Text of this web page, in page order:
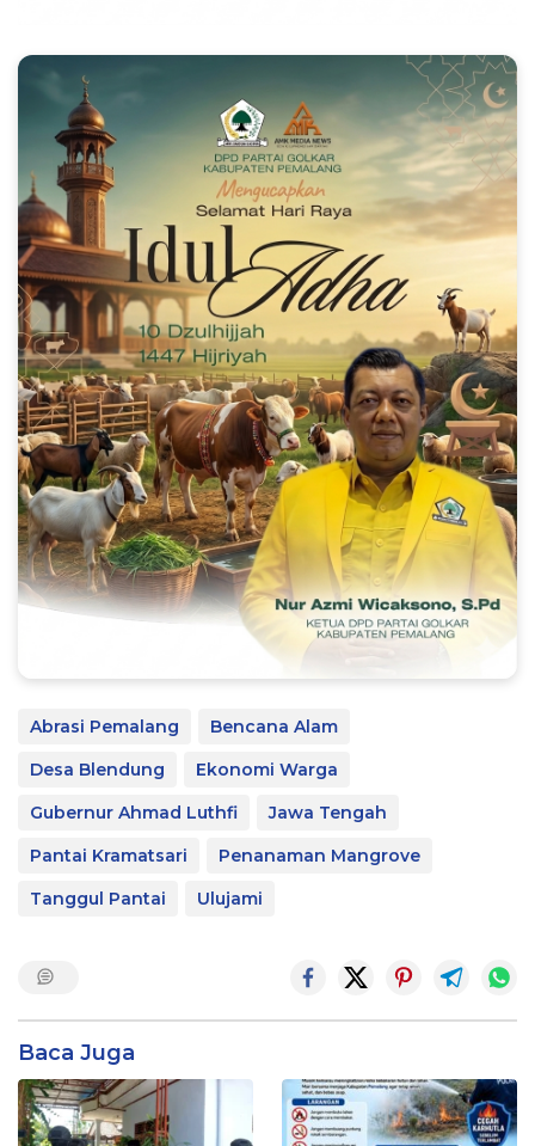
Abrasi Pemalang
Bencana Alam
Desa Blendung
Ekonomi Warga
Gubernur Ahmad Luthfi
Jawa Tengah
Pantai Kramatsari
Penanaman Mangrove
Tanggul Pantai
Ulujami
Baca Juga